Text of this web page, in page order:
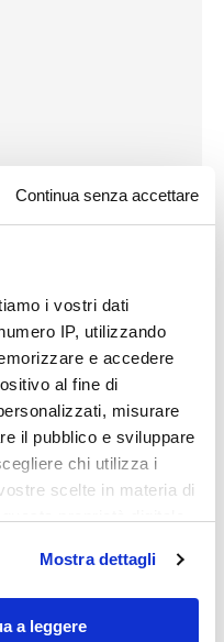
Continua senza accettare
i vostri dati
IP, utilizzando
e accedere
al fine di
misurare
il pubblico e sviluppare
chi utilizza i
scelte in materia di
in qualsiasi
cookie o facendo clic
Mostra dettagli
a leggere